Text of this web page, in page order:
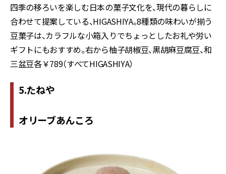
四季の移ろいを楽しむ日本の菓子文化を、現代の暮らしに
合わせて提案している、HIGASHIYA。8種類の味わいが揃う
豆菓子は、カラフルな小箱入りでちょっとしたお礼や労い
ギフトにもおすすめ。右から柚子胡椒豆、黒胡麻豆腐豆、和
三盆豆各￥789（すべてHIGASHIYA）
5.たねや
オリーブあんころ